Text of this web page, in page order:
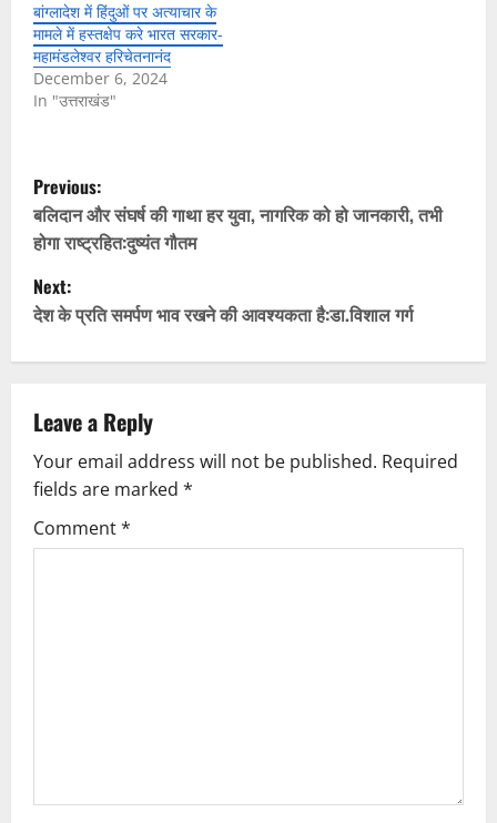
बांग्लादेश में हिंदुओं पर अत्याचार के
मामले में हस्तक्षेप करे भारत सरकार-
महामंडलेश्वर हरिचेतनानंद
December 6, 2024
In "उत्तराखंड"
P
o
s
t
n
a
v
i
g
Previous:
बलिदान और संघर्ष की गाथा हर युवा, नागरिक को हो जानकारी, तभी
होगा राष्ट्रहित:दुष्यंत गौतम
Next:
देश के प्रति समर्पण भाव रखने की आवश्यकता है:डा.विशाल गर्ग
Leave a Reply
Your email address will not be published. Required
fields are marked *
Comment*